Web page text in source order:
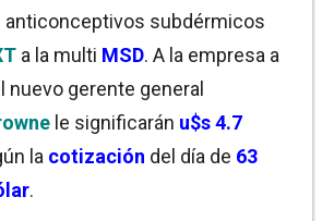
anticonceptivos subdérmicos
a la multi MSD. A la empresa a
nuevo gerente general
le significarán u$s 4.7
la cotización del día de 63
.